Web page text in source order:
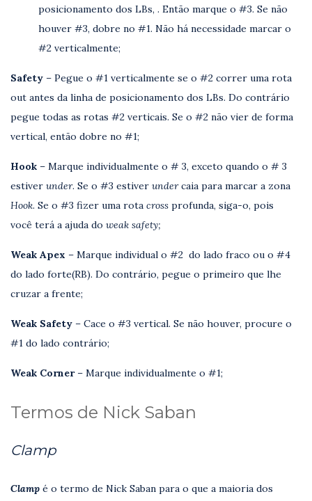
posicionamento dos LBs, . Então marque o #3. Se não
houver #3, dobre no #1. Não há necessidade marcar o
#2 verticalmente;
Safety – Pegue o #1 verticalmente se o #2 correr uma rota
out antes da linha de posicionamento dos LBs. Do contrário
pegue todas as rotas #2 verticais. Se o #2 não vier de forma
vertical, então dobre no #1;
Hook – Marque individualmente o # 3, exceto quando o # 3
estiver under. Se o #3 estiver undercaia para marcar a zona
Hook. Se o #3 fizer uma rota cross profunda, siga-o, pois
você terá a ajuda do weak safety;
Weak Apex – Marque individual o #2 do lado fraco ou o #4
do lado forte(RB). Do contrário, pegue o primeiro que lhe
cruzar a frente;
Weak Safety – Cace o #3 vertical. Se não houver, procure o
#1 do lado contrário;
Weak Corner– Marque individualmente o #1;
Termos de Nick Saban
Clamp
Clamp é o termo de Nick Saban para o que a maioria dos